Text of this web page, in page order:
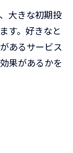
大きな初期投
す。好きなと
あるサービス
果があるかを